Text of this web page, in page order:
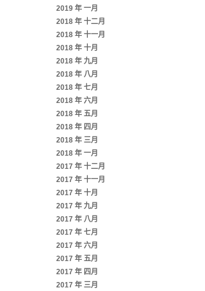
2019 年 一月
2018 年 十二月
2018 年 十一月
2018 年 十月
2018 年 九月
2018 年 八月
2018 年 七月
2018 年 六月
2018 年 五月
2018 年 四月
2018 年 三月
2018 年 一月
2017 年 十二月
2017 年 十一月
2017 年 十月
2017 年 九月
2017 年 八月
2017 年 七月
2017 年 六月
2017 年 五月
2017 年 四月
2017 年 三月